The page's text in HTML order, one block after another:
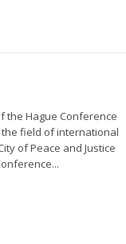
the Hague Conference
field of international
of Peace and Justice